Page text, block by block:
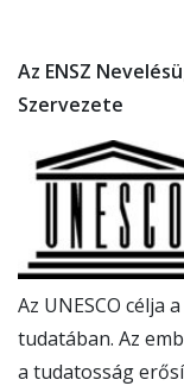
Az ENSZ
Szervezete
Az UNESCO célja
tudatában. Az
a tudatosság